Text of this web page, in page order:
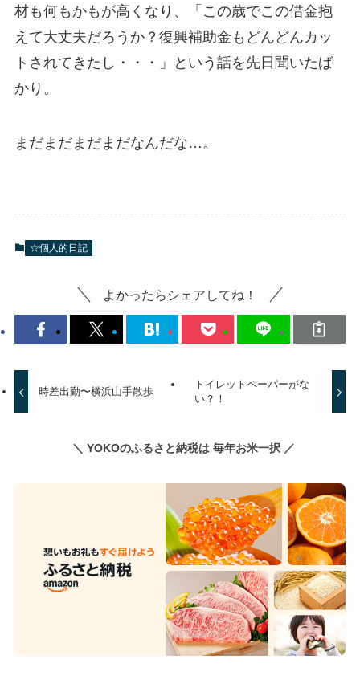
材も何もかもが高くなり、「この歳でこの借金抱
えて大丈夫だろうか？復興補助金もどんどんカッ
トされてきたし・・・」という話を先日聞いたば
かり。
まだまだまだまだなんだな…。
☆個人的日記
よかったらシェアしてね！
時差出勤〜横浜山手散歩
トイレットペーパーがな
い？！
＼ YOKOのふるさと納税は 毎年お米一択 ／